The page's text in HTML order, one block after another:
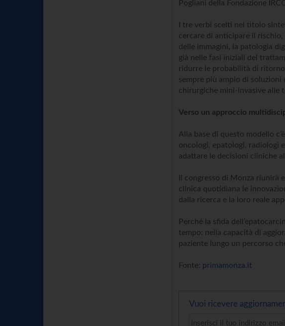
Pogliani della Fondazione
I tre verbi scelti nel titolo
cercare di anticipare il rischio,
delle immagini, la patologia
già nelle fasi iniziali del
ridurre le probabilità di
sempre più ampio di
chirurgiche mini‑invasive alle
Verso un approccio
Alla base di questo modello
oncologi, epatologi, radiologi
adattare le decisioni cliniche
Il congresso di Monza
clinica quotidiana le
dalla ricerca e la loro reale
Perché la sfida
tempo: nella capacità di
paziente lungo un percorso
Fonte: primamonza.it
Vuoi ricevere